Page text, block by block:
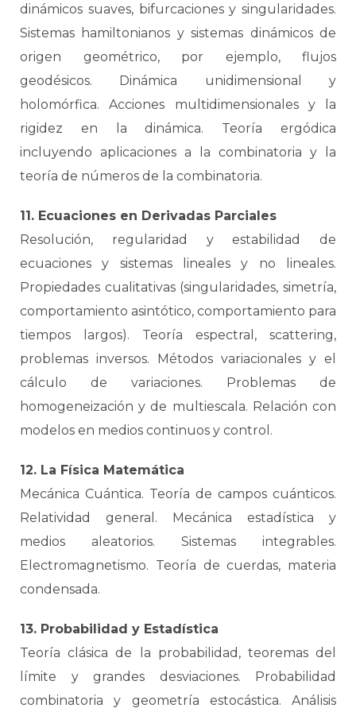
dinámicos suaves, bifurcaciones y singularidades.
Sistemas hamiltonianos y sistemas dinámicos de
origen geométrico, por ejemplo, flujos
geodésicos. Dinámica unidimensional y
holomórfica. Acciones multidimensionales y la
rigidez en la dinámica. Teoría ergódica
incluyendo aplicaciones a la combinatoria y la
teoría de números de la combinatoria.
11. Ecuaciones en Derivadas Parciales
Resolución, regularidad y estabilidad de
ecuaciones y sistemas lineales y no lineales.
Propiedades cualitativas (singularidades, simetría,
comportamiento asintótico, comportamiento para
tiempos largos). Teoría espectral, scattering,
problemas inversos. Métodos variacionales y el
cálculo de variaciones. Problemas de
homogeneización y de multiescala. Relación con
modelos en medios continuos y control.
12. La Física Matemática
Mecánica Cuántica. Teoría de campos cuánticos.
Relatividad general. Mecánica estadística y
medios aleatorios. Sistemas integrables.
Electromagnetismo. Teoría de cuerdas, materia
condensada.
13. Probabilidad y Estadística
Teoría clásica de la probabilidad, teoremas del
límite y grandes desviaciones. Probabilidad
combinatoria y geometría estocástica. Análisis